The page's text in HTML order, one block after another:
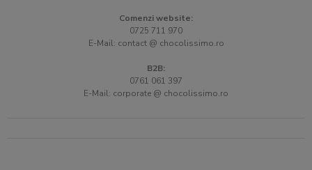
Comenzi website:
0725 711 970
E-Mail: contact @ chocolissimo.ro
B2B:
0761 061 397
E-Mail: corporate @ chocolissimo.ro